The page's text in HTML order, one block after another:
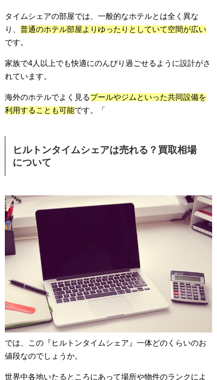
タイムシェアの部屋では、一般的なホテルとは全く異な
り、 普通のホテル部屋よりゆったりとしていて空間が広い
です。
家族で4人以上でも快適にのんびり過ごせるように設計がさ
れています。
海外のホテルでよく見るプールやジムといった共同設備を
利用することも可能です。「
ヒルトンタイムシェアは売れる？買取相場
について
では、この『ヒルトンタイムシェア』一体どのくらいのお
値段なのでしょうか。
世界中各地いたるところにあって場所や物件のランクによ